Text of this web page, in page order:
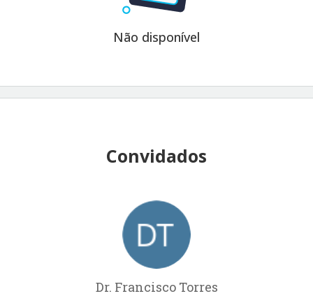
Não disponível
Convidados
Dr. Francisco Torres